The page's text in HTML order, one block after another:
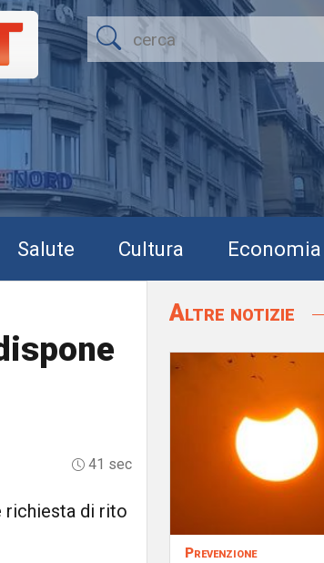
Salute Cultura Economia
41 sec
richiesta di rito
Altre notizie
Prevenzione